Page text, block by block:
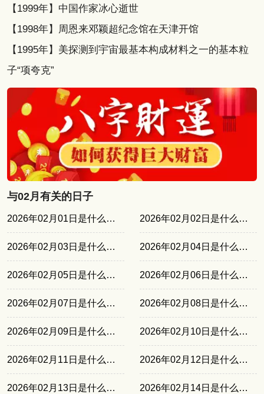
【1999年】中国作家冰心逝世
【1998年】周恩来邓颖超纪念馆在天津开馆
【1995年】美探测到宇宙最基本构成材料之一的基本粒
子“项夸克”
与02月有关的日子
2026年02月01日是什么日子 2026年02月02日是什么日子
2026年02月03日是什么日子 2026年02月04日是什么日子
2026年02月05日是什么日子 2026年02月06日是什么日子
2026年02月07日是什么日子 2026年02月08日是什么日子
2026年02月09日是什么日子 2026年02月10日是什么日子
2026年02月11日是什么日子 2026年02月12日是什么日子
2026年02月13日是什么日子 2026年02月14日是什么日子